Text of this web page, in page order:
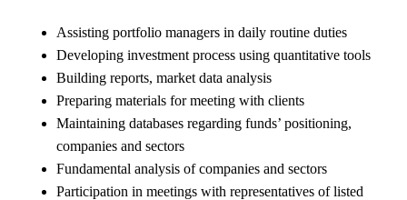
Assisting portfolio managers in daily routine duties
Developing investment process using quantitative tools
Building reports, market data analysis
Preparing materials for meeting with clients
Maintaining databases regarding funds’ positioning,
companies and sectors
Fundamental analysis of companies and sectors
Participation in meetings with representatives of listed